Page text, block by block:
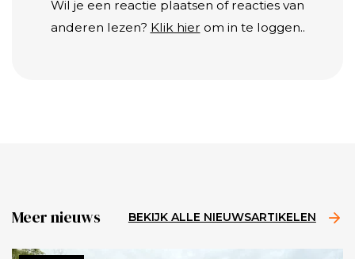
Wil je een reactie plaatsen of reacties van
anderen lezen? Klik hier om in te loggen..
Meer nieuws BEKIJK ALLE NIEUWSARTIKELEN